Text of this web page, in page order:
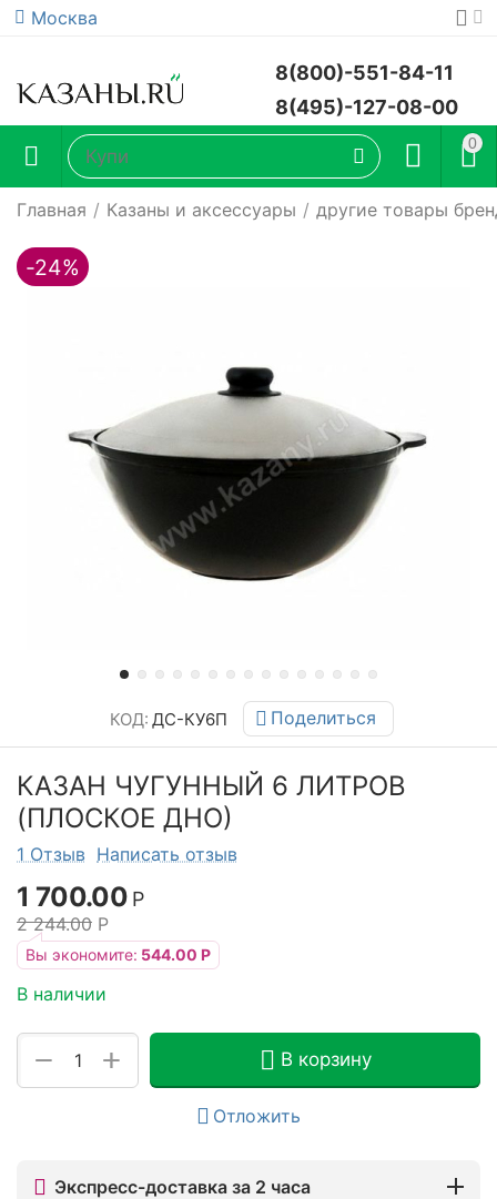
Москва
8(800)-551-84-11
8(495)-127-08-00
0
Главная / Казаны и аксессуары / другие товары
КОД: ДС-КУ6П Поделиться
КАЗАН ЧУГУННЫЙ 6 ЛИТРОВ
(ПЛОСКОЕ ДНО)
1 Отзыв Написать отзыв
1 700.00 Р
2 244.00 Р
Вы экономите: 544.00 Р
В наличии
+
− В корзину
Отложить
Экспресс-доставка за 2 часа